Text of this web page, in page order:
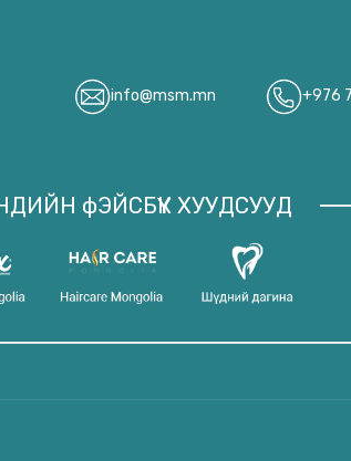
info@msm.mn
+976
фЭЙСБҮҮК ХУУДСУУД